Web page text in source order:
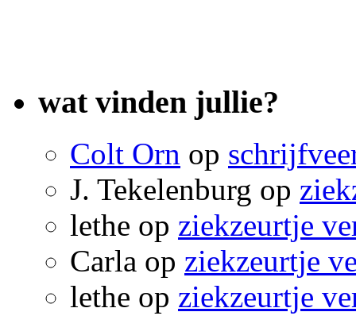
wat vinden jullie?
Colt Orn op
J. Tekelenburg op
lethe op ziekzeurtje
Carla op ziekzeurtje
lethe op ziekzeurtje